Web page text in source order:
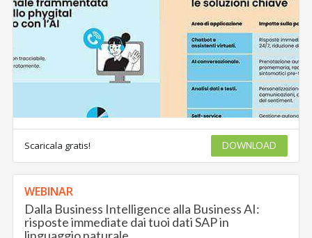
Scaricala gratis! DOWNLOAD
WEBINAR
Dalla Business Intelligence alla Business AI:
risposte immediate dai tuoi dati SAP in